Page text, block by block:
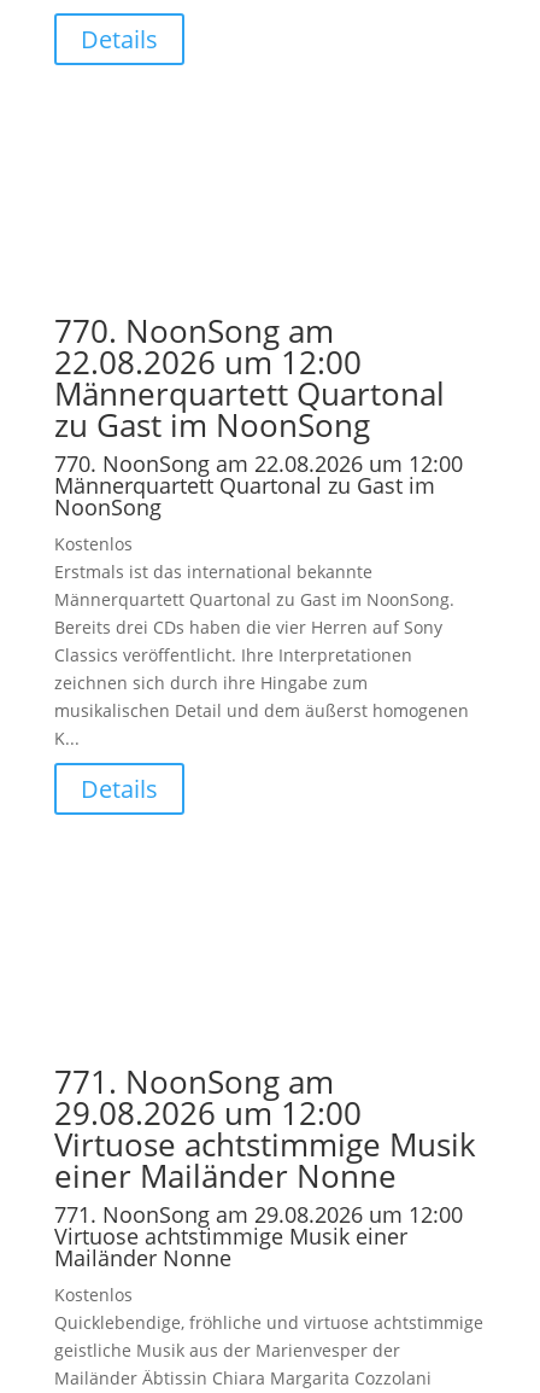
Details
770. NoonSong am
22.08.2026 um 12:00
Männerquartett Quartonal
zu Gast im NoonSong
770. NoonSong am 22.08.2026 um 12:00
Männerquartett Quartonal zu Gast im
NoonSong
Kostenlos
Erstmals ist das international bekannte
Männerquartett Quartonal zu Gast im NoonSong.
Bereits drei CDs haben die vier Herren auf Sony
Classics veröffentlicht. Ihre Interpretationen
zeichnen sich durch ihre Hingabe zum
musikalischen Detail und dem äußerst homogenen
K...
Details
771. NoonSong am
29.08.2026 um 12:00
Virtuose achtstimmige Musik
einer Mailänder Nonne
771. NoonSong am 29.08.2026 um 12:00
Virtuose achtstimmige Musik einer
Mailänder Nonne
Kostenlos
Quicklebendige, fröhliche und virtuose achtstimmige
geistliche Musik aus der Marienvesper der
Mailänder Äbtissin Chiara Margarita Cozzolani